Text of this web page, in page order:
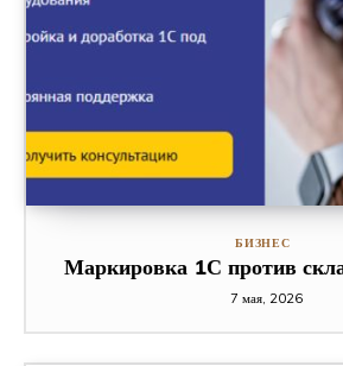
БИЗНЕС
Маркировка 1С против
7 мая, 2026